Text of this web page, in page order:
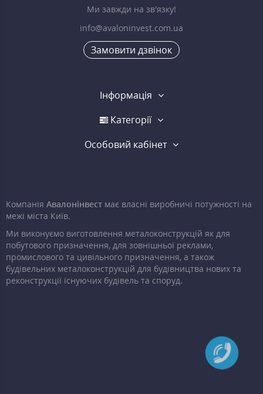
Ми завжди на зв'язку!
info@avaloninvest.com.ua
Замовити дзвінок
Інформація
Категорії
Особовий кабінет
Компанія Авалонінвест має власні виробничі потужності на
межі міста Київ.
Ми виконуємо виготовлення металоконструкцій як для
побутового призначення, для зовнішньої реклами,
промислового та цивільного призначення, а також
будівельних металоконструкцій для будівництва нових та
реконструкції існуючих будівель та споруд.